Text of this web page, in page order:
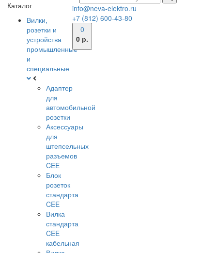
Каталог
Вилки,
розетки и
устройства
промышленные
и
специальные
Адаптер
для
автомобильной
розетки
Аксессуары
для
штепсельных
разъемов
CEE
Блок
розеток
стандарта
CEE
Вилка
стандарта
CEE
кабельная
info@neva-elektro.ru
+7 (812) 600-43-80
0
0 р.